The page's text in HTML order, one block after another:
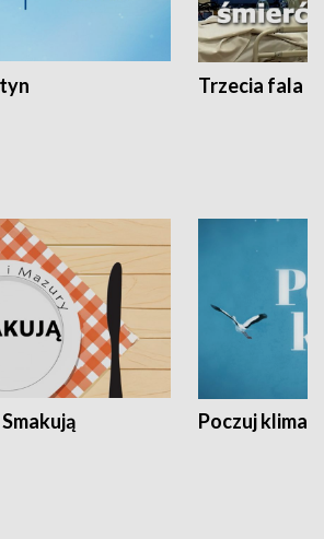
Trzecia fala -
Poczuj klimat